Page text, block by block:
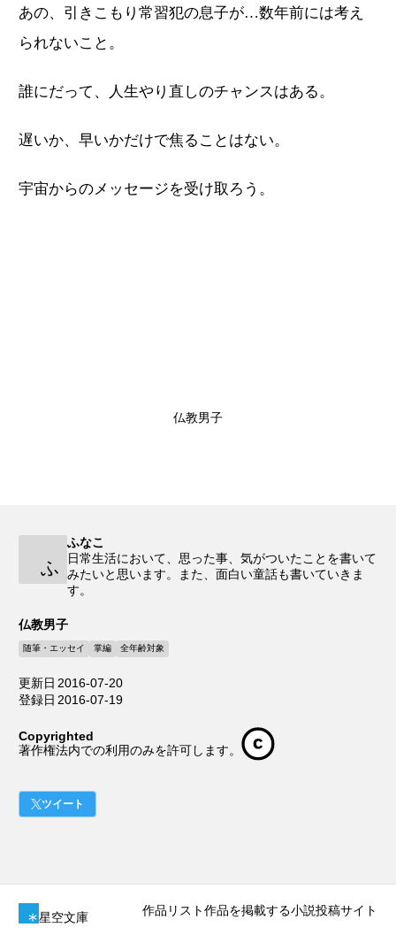
あの、引きこもり常習犯の息子が…数年前には考え
られないこと。
誰にだって、人生やり直しのチャンスはある。
遅いか、早いかだけで焦ることはない。
宇宙からのメッセージを受け取ろう。
仏教男子
ふ
ふなこ
日常生活において、思った事、気がついたことを書いて
みたいと思います。また、面白い童話も書いていきま
す。
仏教男子
随筆・エッセイ 掌編 全年齢対象
更新日 2016-07-20
登録日 2016-07-19
Copyrighted
著作権法内での利用のみを許可します。
ツイート
星空文庫 作品リスト作品を掲載する小説投稿サイト